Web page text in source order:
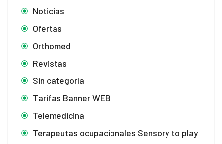
Noticias
Ofertas
Orthomed
Revistas
Sin categoría
Tarifas Banner WEB
Telemedicina
Terapeutas ocupacionales Sensory to play